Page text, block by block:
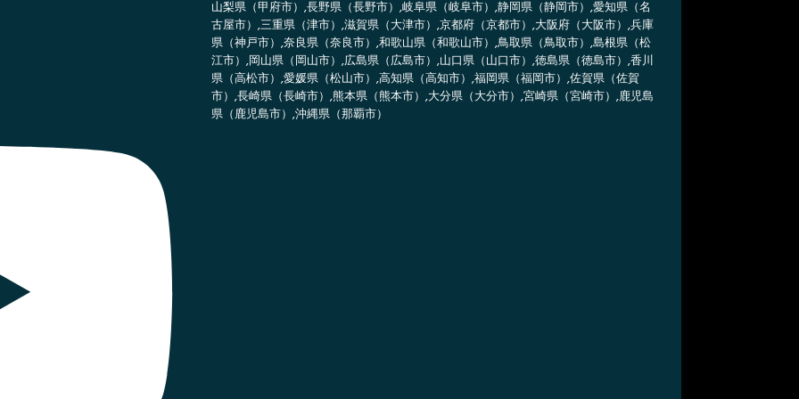
山梨県（甲府市）,長野県（長野市）,岐阜県（岐阜市）,静岡県（静岡市）,愛知県（名
古屋市）,三重県（津市）,滋賀県（大津市）,京都府（京都市）,大阪府（大阪市）,兵庫
県（神戸市）,奈良県（奈良市）,和歌山県（和歌山市）,鳥取県（鳥取市）,島根県（松
江市）,岡山県（岡山市）,広島県（広島市）,山口県（山口市）,徳島県（徳島市）,香川
県（高松市）,愛媛県（松山市）,高知県（高知市）,福岡県（福岡市）,佐賀県（佐賀
市）,長崎県（長崎市）,熊本県（熊本市）,大分県（大分市）,宮崎県（宮崎市）,鹿児島
県（鹿児島市）,沖縄県（那覇市）